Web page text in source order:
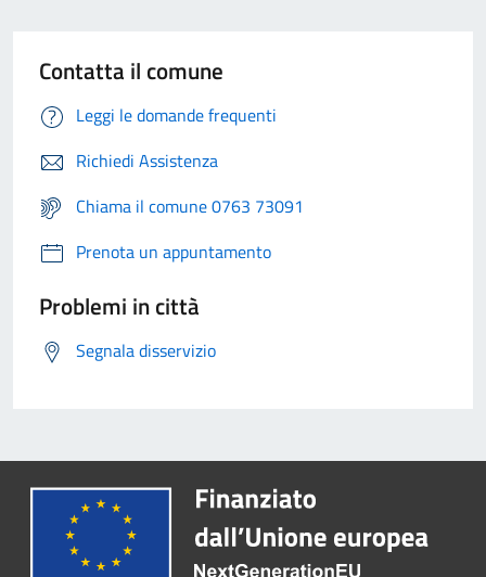
Contatta il comune
Leggi le domande frequenti
Richiedi Assistenza
Chiama il comune 0763 73091
Prenota un appuntamento
Problemi in città
Segnala disservizio